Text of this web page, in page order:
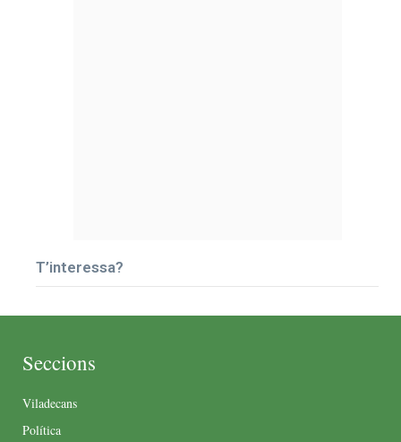
T’interessa?
Seccions
Viladecans
Política